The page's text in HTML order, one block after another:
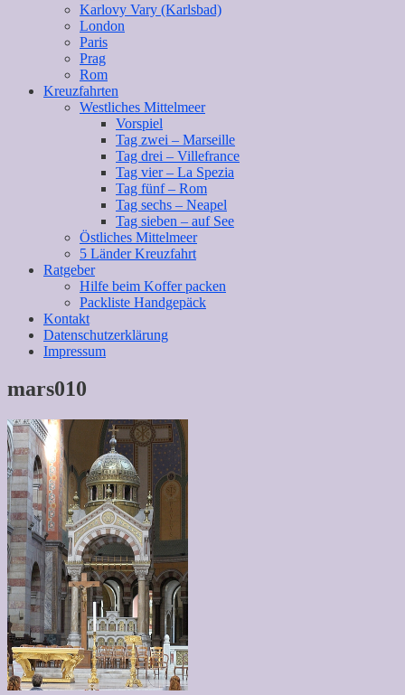
Karlovy Vary (Karlsbad)
London
Paris
Prag
Rom
Kreuzfahrten
Westliches Mittelmeer
Vorspiel
Tag zwei – Marseille
Tag drei – Villefrance
Tag vier – La Spezia
Tag fünf – Rom
Tag sechs – Neapel
Tag sieben – auf See
Östliches Mittelmeer
5 Länder Kreuzfahrt
Ratgeber
Hilfe beim Koffer packen
Packliste Handgepäck
Kontakt
Datenschutzerklärung
Impressum
mars010